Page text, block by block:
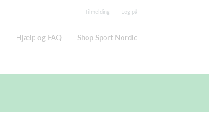
Tilmelding Log på
Hjælp og FAQ Shop Sport Nordic